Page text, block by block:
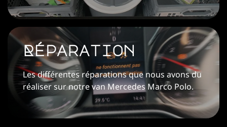
Réparation
Les différentes réparations que nous avons du
réaliser sur notre van Mercedes Marco Polo.